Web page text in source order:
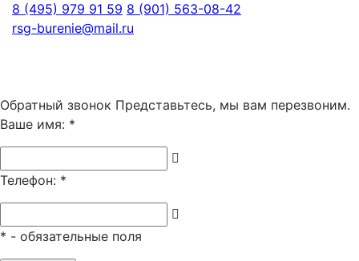
8 (495) 979 91 59 8 (901) 563-08-42
rsg-burenie@mail.ru
Обратный звонок Представьтесь, мы вам перезвоним.
Ваше имя: *
Телефон: *
* - обязательные поля